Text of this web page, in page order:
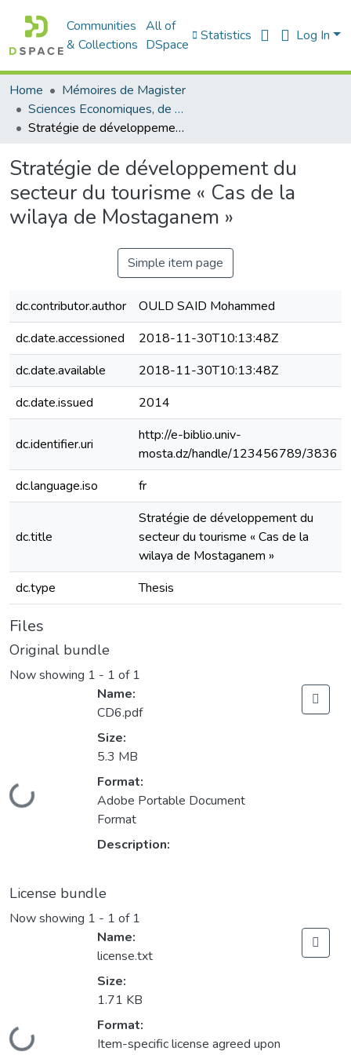
Communities
& Collections
All of
DSpace
Statistics Log In
Home
Mémoires de Magister
Sciences Economiques, de Gestion et Commerciales - العلوم الإقتصادية و التجارية و علوم التسيير
Stratégie de développement du secteur du tourisme « Cas de la wilaya de Mostaganem »
Stratégie de développement du
secteur du tourisme « Cas de la
wilaya de Mostaganem »
Simple item page
dc.contributor.author
OULD SAID Mohammed
dc.date.accessioned
2018-11-30T10:13:48Z
dc.date.available
2018-11-30T10:13:48Z
dc.date.issued
2014
dc.identifier.uri
http://e-biblio.univ-
mosta.dz/handle/123456789/3836
dc.language.iso
fr
dc.title
Stratégie de développement du
secteur du tourisme « Cas de la
wilaya de Mostaganem »
dc.type Thesis
Files
Original bundle
Now showing 1 - 1 of 1
Loading...
Name:
CD6.pdf
Size:
5.3 MB
Format:
Adobe Portable Document
Format
Description:
License bundle
Now showing 1 - 1 of 1
Loading...
Name:
license.txt
Size:
1.71 KB
Format:
Item-specific license agreed upon